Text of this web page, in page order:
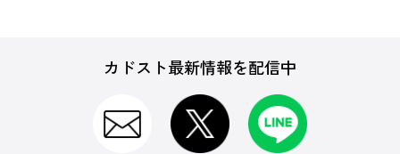
カドスト最新情報を配信中